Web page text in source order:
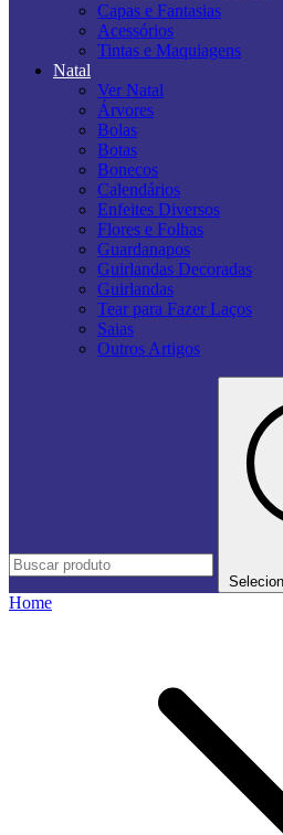
Capas e Fantasias
Acessórios
Tintas e Maquiagens
Natal
Ver Natal
Árvores
Bolas
Botas
Bonecos
Calendários
Enfeites Diversos
Flores e Folhas
Guardanapos
Guirlandas Decoradas
Guirlandas
Tear para Fazer Laços
Saias
Outros Artigos
Home